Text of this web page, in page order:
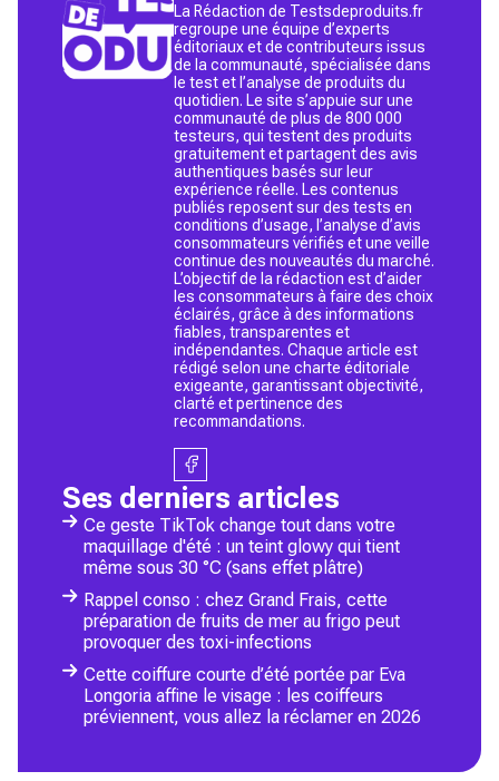
La Rédaction de Testsdeproduits.fr
regroupe une équipe d’experts
éditoriaux et de contributeurs issus
de la communauté, spécialisée dans
le test et l’analyse de produits du
quotidien. Le site s’appuie sur une
communauté de plus de 800 000
testeurs, qui testent des produits
gratuitement et partagent des avis
authentiques basés sur leur
expérience réelle. Les contenus
publiés reposent sur des tests en
conditions d’usage, l’analyse d’avis
consommateurs vérifiés et une veille
continue des nouveautés du marché.
L’objectif de la rédaction est d’aider
les consommateurs à faire des choix
éclairés, grâce à des informations
fiables, transparentes et
indépendantes. Chaque article est
rédigé selon une charte éditoriale
exigeante, garantissant objectivité,
clarté et pertinence des
recommandations.
Ses derniers articles
Ce geste TikTok change tout dans votre
maquillage d'été : un teint glowy qui tient
même sous 30 °C (sans effet plâtre)
Rappel conso : chez Grand Frais, cette
préparation de fruits de mer au frigo peut
provoquer des toxi-infections
Cette coiffure courte d’été portée par Eva
Longoria affine le visage : les coiffeurs
préviennent, vous allez la réclamer en 2026